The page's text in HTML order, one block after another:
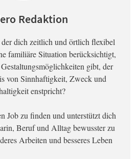
Redaktion
dich zeitlich und örtlich flexibel
familiäre Situation berücksichtigt,
gibt, der
von Sinnhaftigkeit, Zweck und
enstpricht?
Job zu finden und unterstützt dich
Beruf und Alltag bewusster zu
Arbeiten und besseres Leben